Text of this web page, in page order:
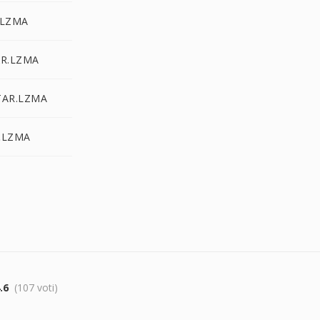
(107 voti)